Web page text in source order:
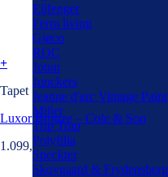
Eijfenger
Ferm living
Gjøco
ROC
Jotun
Junckers
Jeanne d'arc Vintage Paint
Miller
Trip Trap
Polyfilla
Speckter
Skovgaard & Frydensberg
+
Tapet
Luxor Bronze – Cole & Son
1.099,00kr.